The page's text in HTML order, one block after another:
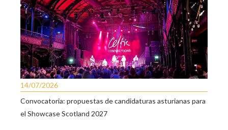
14/07/2026
Convocatoria: propuestas de candidaturas asturianas para
el Showcase Scotland 2027